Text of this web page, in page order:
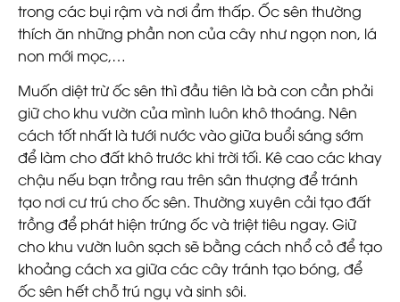
trong các bụi rậm và nơi ẩm thấp. Ốc ѕên thường
thích ăn những phần non của cây như ngọn non, lá
non mới mọc,…
Muốn diệt trừ ốc sên thì đầu tiên là bà con cần phải
giữ cho khu vườn của mình luôn khô thoáng. Nên
cách tốt nhất là tưới nước vào giữa buổi sáng sớm
để làm cho đất khô trước khi trời tối. Kê cao các khay
chậu nếu bạn trồng rau trên sân thượng để tránh
tạo nơi cư trú cho ốc sên. Thường xuyên cải tạo đất
trồng để phát hiện trứng ốc và triệt tiêu ngay. Giữ
cho khu vườn luôn sạch sẽ bằng cách nhổ cỏ để tạo
khoảng cách xa giữa các cây tránh tạo bóng, để
ốc sên hết chỗ trú ngụ và sinh sôi.